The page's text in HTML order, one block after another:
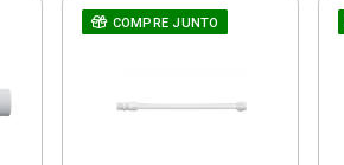
COMPRE JUNTO